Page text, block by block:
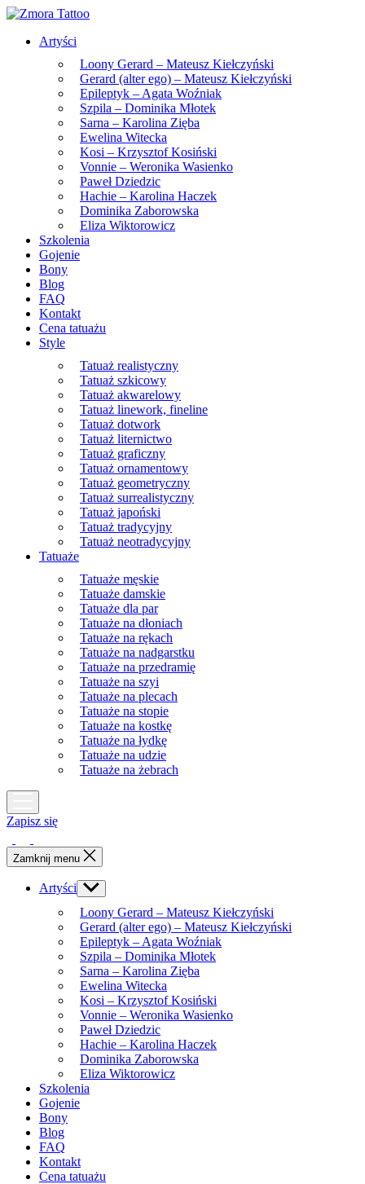
Skip
Artyści
Loony Gerard – Mateusz Kiełczyński
Gerard (alter ego) – Mateusz Kiełczyński
Epileptyk – Agata Woźniak
Szpila – Dominika Młotek
Sarna – Karolina Zięba
Ewelina Witecka
Kosi – Krzysztof Kosiński
Vonnie – Weronika Wasienko
Paweł Dziedzic
Hachie – Karolina Haczek
Dominika Zaborowska
Eliza Wiktorowicz
Szkolenia
Gojenie
Bony
Blog
FAQ
Kontakt
Cena tatuażu
Style
Tatuaż realistyczny
Tatuaż szkicowy
Tatuaż akwarelowy
Tatuaż linework, fineline
Tatuaż dotwork
Tatuaż liternictwo
Tatuaż graficzny
Tatuaż ornamentowy
Tatuaż geometryczny
Tatuaż surrealistyczny
Tatuaż japoński
Tatuaż tradycyjny
Tatuaż neotradycyjny
Tatuaże
Tatuaże męskie
Tatuaże damskie
Tatuaże dla par
Tatuaże na dłoniach
Tatuaże na rękach
Tatuaże na nadgarstku
Tatuaże na przedramię
Tatuaże na szyi
Tatuaże na plecach
Tatuaże na stopie
Tatuaże na kostkę
Tatuaże na łydkę
Tatuaże na udzie
Tatuaże na żebrach
Zapisz się
Zamknij menu
Artyści Show
sub
menu
Loony Gerard – Mateusz Kiełczyński
Gerard (alter ego) – Mateusz Kiełczyński
Epileptyk – Agata Woźniak
Szpila – Dominika Młotek
Sarna – Karolina Zięba
Ewelina Witecka
Kosi – Krzysztof Kosiński
Vonnie – Weronika Wasienko
Paweł Dziedzic
Hachie – Karolina Haczek
Dominika Zaborowska
Eliza Wiktorowicz
Szkolenia
Gojenie
Bony
Blog
FAQ
Kontakt
Cena tatuażu